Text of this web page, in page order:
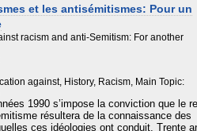
et les antisémitismes: Pour un
racism and anti-Semitism: For another
against, History, Racism, Main Topic:
1990 s’impose la conviction que le
résultera de la connaissance des
ces idéologies ont conduit. Trente